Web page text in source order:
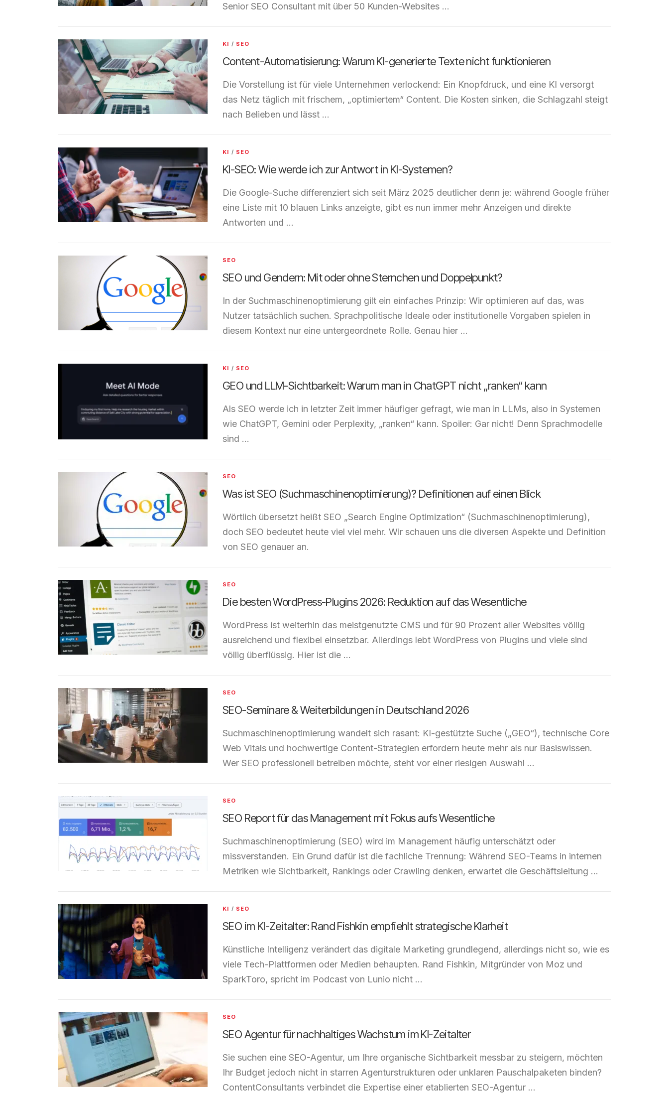
Senior SEO Consultant mit über 50 Kunden-Websites …
KI / SEO
Content-Automatisierung: Warum KI-generierte Texte nicht funktionieren
Die Vorstellung ist für viele Unternehmen verlockend: Ein Knopfdruck, und eine KI versorgt
das Netz täglich mit frischem, „optimiertem“ Content. Die Kosten sinken, die Schlagzahl steigt
nach Belieben und lässt …
KI / SEO
KI-SEO: Wie werde ich zur Antwort in KI-Systemen?
Die Google-Suche differenziert sich seit März 2025 deutlicher denn je: während Google früher
eine Liste mit 10 blauen Links anzeigte, gibt es nun immer mehr Anzeigen und direkte
Antworten und …
SEO
SEO und Gendern: Mit oder ohne Sternchen und Doppelpunkt?
In der Suchmaschinenoptimierung gilt ein einfaches Prinzip: Wir optimieren auf das, was
Nutzer tatsächlich suchen. Sprachpolitische Ideale oder institutionelle Vorgaben spielen in
diesem Kontext nur eine untergeordnete Rolle. Genau hier …
KI / SEO
GEO und LLM-Sichtbarkeit: Warum man in ChatGPT nicht „ranken“ kann
Als SEO werde ich in letzter Zeit immer häufiger gefragt, wie man in LLMs, also in Systemen
wie ChatGPT, Gemini oder Perplexity, „ranken“ kann. Spoiler: Gar nicht! Denn Sprachmodelle
sind …
SEO
Was ist SEO (Suchmaschinenoptimierung)? Definitionen auf einen Blick
Wörtlich übersetzt heißt SEO „Search Engine Optimization“ (Suchmaschinenoptimierung),
doch SEO bedeutet heute viel viel mehr. Wir schauen uns die diversen Aspekte und Definition
von SEO genauer an.
SEO
Die besten WordPress-Plugins 2026: Reduktion auf das Wesentliche
WordPress ist weiterhin das meistgenutzte CMS und für 90 Prozent aller Websites völlig
ausreichend und flexibel einsetzbar. Allerdings lebt WordPress von Plugins und viele sind
völlig überflüssig. Hier ist die …
SEO
SEO-Seminare & Weiterbildungen in Deutschland 2026
Suchmaschinenoptimierung wandelt sich rasant: KI-gestützte Suche („GEO“), technische Core
Web Vitals und hochwertige Content-Strategien erfordern heute mehr als nur Basiswissen.
Wer SEO professionell betreiben möchte, steht vor einer riesigen Auswahl …
SEO
SEO Report für das Management mit Fokus aufs Wesentliche
Suchmaschinenoptimierung (SEO) wird im Management häufig unterschätzt oder
missverstanden. Ein Grund dafür ist die fachliche Trennung: Während SEO-Teams in internen
Metriken wie Sichtbarkeit, Rankings oder Crawling denken, erwartet die Geschäftsleitung …
KI / SEO
SEO im KI-Zeitalter: Rand Fishkin empfiehlt strategische Klarheit
Künstliche Intelligenz verändert das digitale Marketing grundlegend, allerdings nicht so, wie es
viele Tech-Plattformen oder Medien behaupten. Rand Fishkin, Mitgründer von Moz und
SparkToro, spricht im Podcast von Lunio nicht …
SEO
SEO Agentur für nachhaltiges Wachstum im KI-Zeitalter
Sie suchen eine SEO-Agentur, um Ihre organische Sichtbarkeit messbar zu steigern, möchten
Ihr Budget jedoch nicht in starren Agenturstrukturen oder unklaren Pauschalpaketen binden?
ContentConsultants verbindet die Expertise einer etablierten SEO-Agentur …